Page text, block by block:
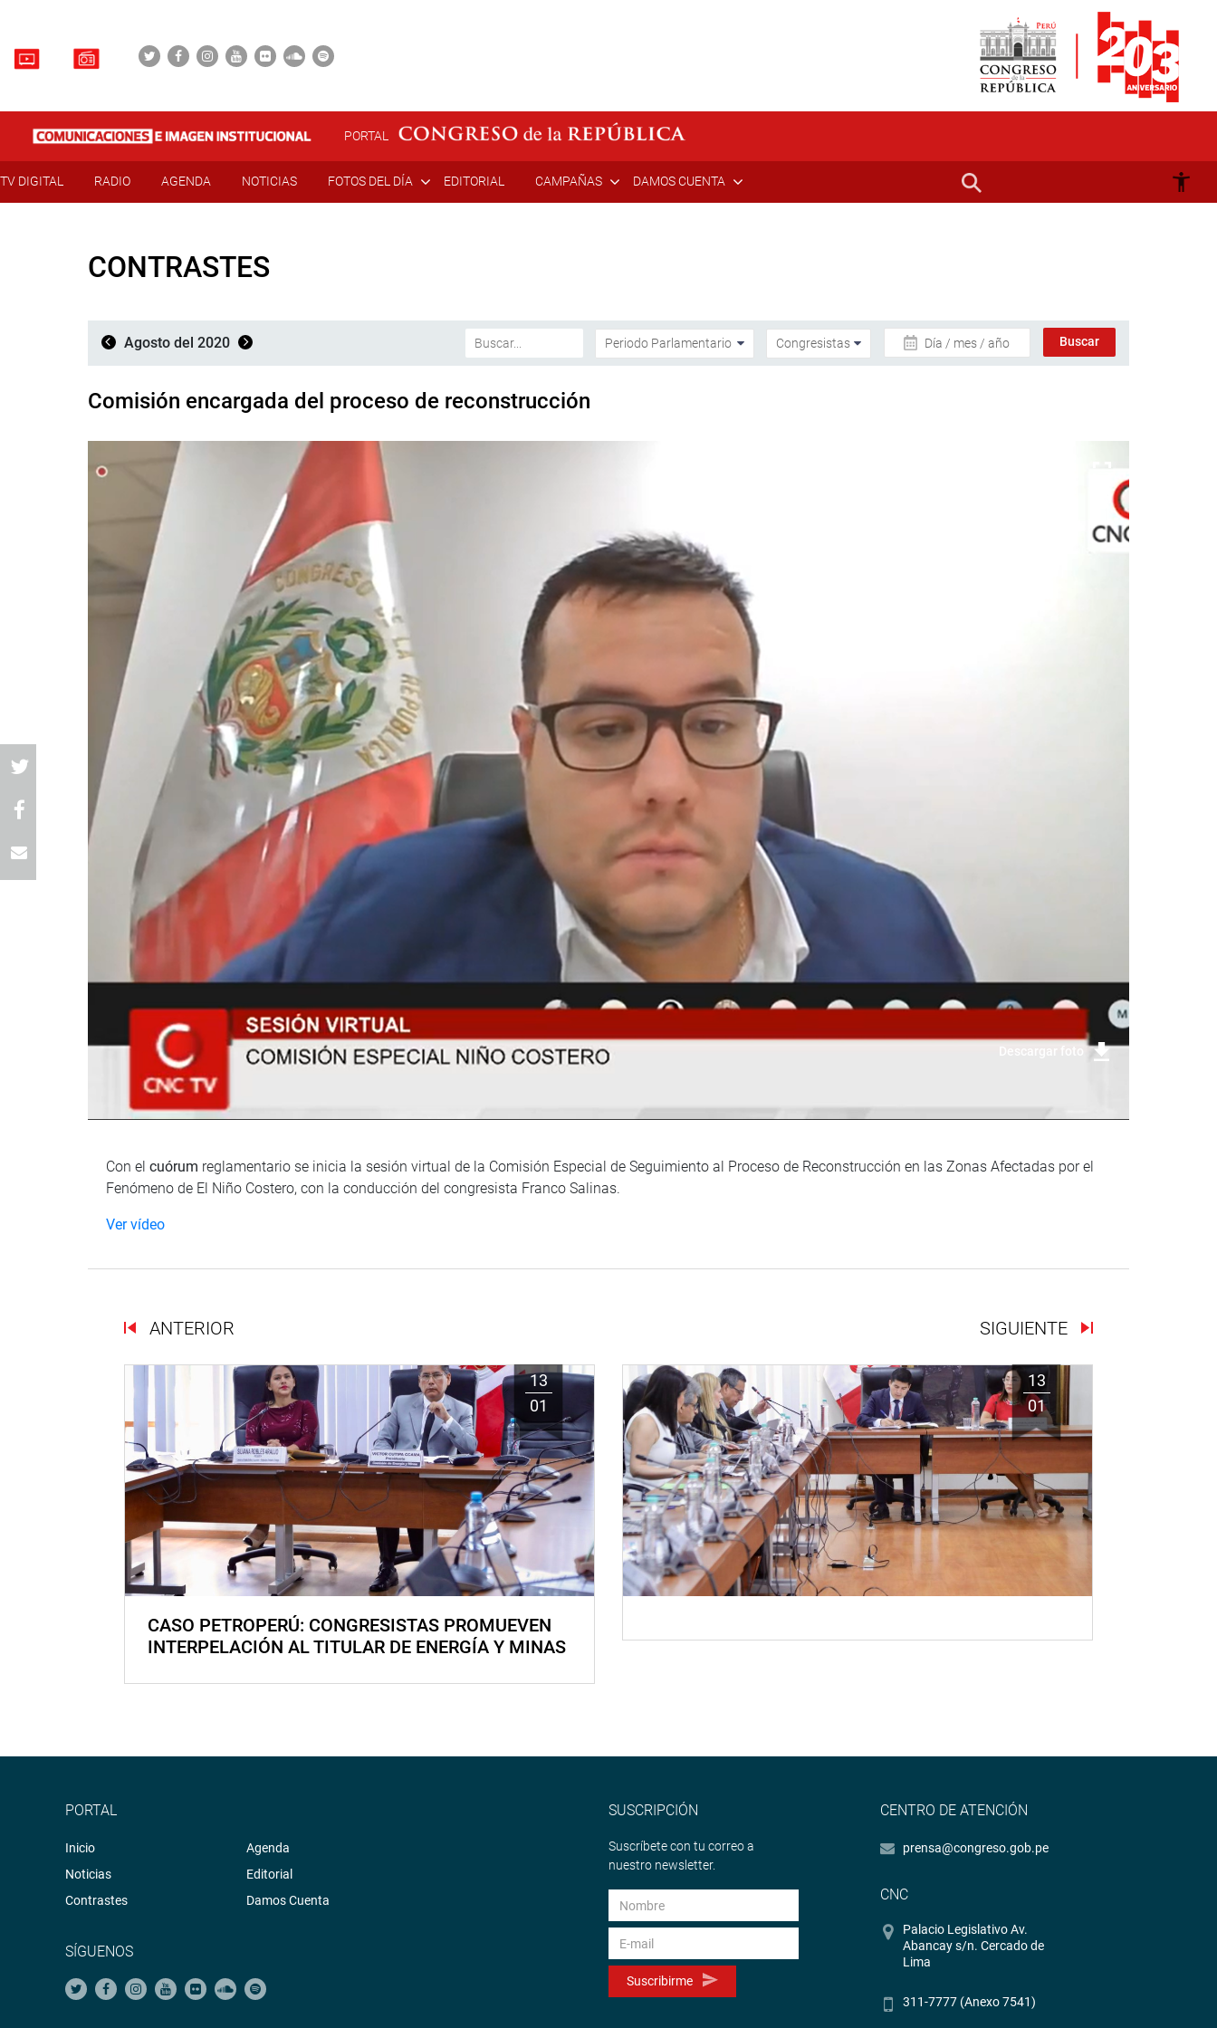
PORTAL
TV DIGITAL RADIO AGENDA NOTICIAS FOTOS DEL DÍA EDITORIAL CAMPAÑAS DAMOS CUENTA
CONTRASTES
Agosto del 2020 Día / mes / año
Comisión encargada del proceso de reconstrucción
Con el cuórum reglamentario se inicia la sesión virtual de la Comisión Especial de Seguimiento al Proceso de Reconstrucción en las Zonas Afectadas por el
Fenómeno de El Niño Costero, con la conducción del congresista Franco Salinas.
Ver vídeo
ANTERIOR SIGUIENTE
13
01
CASO PETROPERÚ: CONGRESISTAS PROMUEVEN
INTERPELACIÓN AL TITULAR DE ENERGÍA Y MINAS
13
01
PORTAL
Inicio
Noticias
Contrastes
Agenda
Editorial
Damos Cuenta
SÍGUENOS
SUSCRIPCIÓN
Suscríbete con tu correo a
nuestro newsletter.
Suscribirme
CENTRO DE ATENCIÓN
prensa@congreso.gob.pe
CNC
Palacio Legislativo Av.
Abancay s/n. Cercado de
Lima
311-7777 (Anexo 7541)